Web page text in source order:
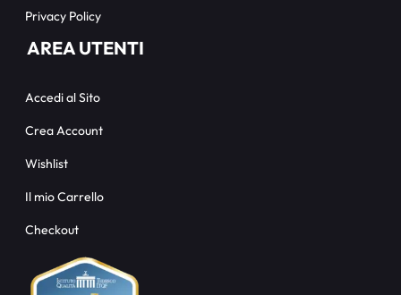
Privacy Policy
AREA UTENTI
Accedi al Sito
Crea Account
Wishlist
Il mio Carrello
Checkout